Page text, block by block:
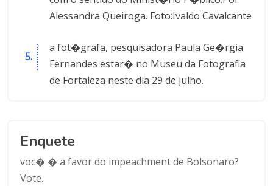
Alessandra Queiroga. Foto:Ivaldo Cavalcante
a fot�grafa, pesquisadora Paula Ge�rgia
Fernandes estar� no Museu da Fotografia
de Fortaleza neste dia 29 de julho.
Enquete
voc� � a favor do impeachment de Bolsonaro?
Vote.